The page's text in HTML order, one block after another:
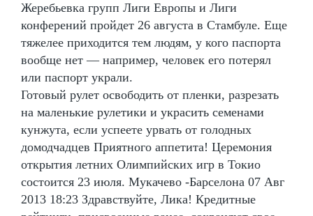
Жеребьевка групп Лиги Европы и Лиги
конферений пройдет 26 августа в Стамбуле. Еще
тяжелее приходится тем людям, у кого паспорта
вообще нет — например, человек его потерял
или паспорт украли.
Готовый рулет освободить от пленки, разрезать
на маленькие рулетики и украсить семенами
кунжута, если успеете урвать от голодных
домодчадцев Приятного аппетита! Церемония
открытия летних Олимпийских игр в Токио
состоится 23 июля. Мукачево -Барселона 07 Авг
2013 18:23 Здравствуйте, Лика! Кредитные